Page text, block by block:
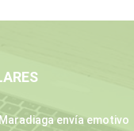
envía emotivo